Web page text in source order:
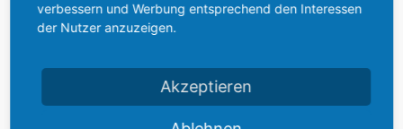
Leistungen: .
verbessern und Werbung entsprechend den Interessen
der Nutzer anzuzeigen.
Akzeptieren